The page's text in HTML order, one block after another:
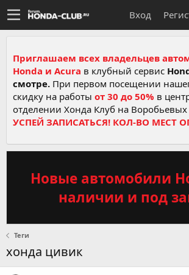
Вход
Приглашаем всех владельцев
Honda и Acura в клубный сервис
смотре. При первом посещении
скидку на работы от 30 до 50% в
отделении Хонда Клуб на Воробьевых
УСПЕЙ ЗАПИСАТЬСЯ! КОЛ-ВО МЕСТ
Новые автомобили
наличии и под
Теги
хонда цивик